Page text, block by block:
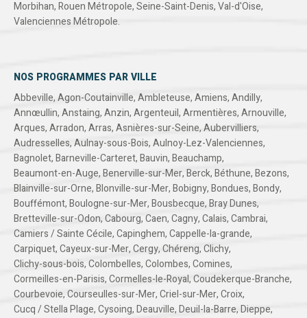
Morbihan,Rouen Métropole,Seine-Saint-Denis,Val-d'Oise,
Valenciennes Métropole.
NOS PROGRAMMES PAR VILLE
Abbeville,Agon-Coutainville,Ambleteuse,Amiens,Andilly,
Annœullin,Anstaing,Anzin,Argenteuil,Armentières,Arnouville,
Arques,Arradon,Arras,Asnières-sur-Seine,Aubervilliers,
Audresselles,Aulnay-sous-Bois,Aulnoy-Lez-Valenciennes,
Bagnolet,Barneville-Carteret,Bauvin,Beauchamp,
Beaumont-en-Auge,Benerville-sur-Mer,Berck,Béthune,Bezons,
Blainville-sur-Orne,Blonville-sur-Mer,Bobigny,Bondues,Bondy,
Bouffémont,Boulogne-sur-Mer,Bousbecque,Bray Dunes,
Bretteville-sur-Odon,Cabourg,Caen,Cagny,Calais,Cambrai,
Camiers / Sainte Cécile,Capinghem,Cappelle-la-grande,
Carpiquet,Cayeux-sur-Mer,Cergy,Chéreng,Clichy,
Clichy-sous-bois,Colombelles,Colombes,Comines,
Cormeilles-en-Parisis,Cormelles-le-Royal,Coudekerque-Branche,
Courbevoie,Courseulles-sur-Mer,Criel-sur-Mer,Croix,
Cucq / Stella Plage,Cysoing,Deauville,Deuil-la-Barre,Dieppe,